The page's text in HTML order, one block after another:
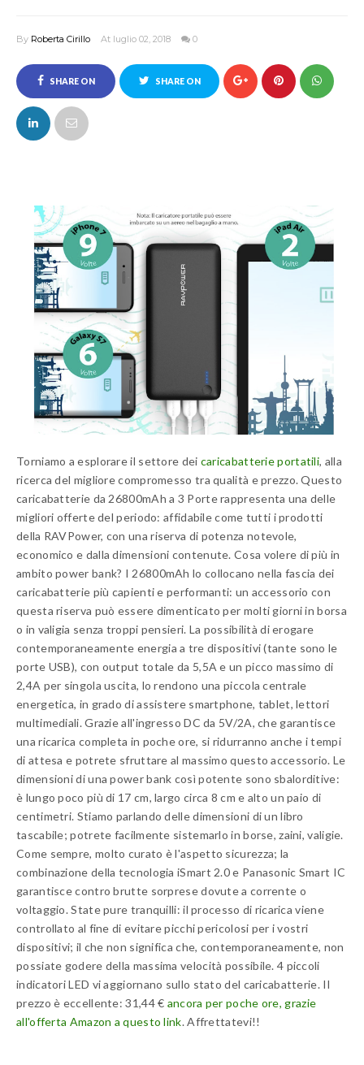
By Roberta Cirillo At luglio 02, 2018 0
SHARE ON
FACEBOOK
SHARE ON
Torniamo a esplorare il settore dei caricabatterie portatili, alla
ricerca del migliore compromesso tra qualità e prezzo. Questo
caricabatterie da 26800mAh a 3 Porte rappresenta una delle
migliori offerte del periodo: affidabile come tutti i prodotti
della RAVPower, con una riserva di potenza notevole,
economico e dalla dimensioni contenute. Cosa volere di più in
ambito power bank? I 26800mAh lo collocano nella fascia dei
caricabatterie più capienti e performanti: un accessorio con
questa riserva può essere dimenticato per molti giorni in borsa
o in valigia senza troppi pensieri. La possibilità di erogare
contemporaneamente energia a tre dispositivi (tante sono le
porte USB), con output totale da 5,5A e un picco massimo di
2,4A per singola uscita, lo rendono una piccola centrale
energetica, in grado di assistere smartphone, tablet, lettori
multimediali. Grazie all'ingresso DC da 5V/2A, che garantisce
una ricarica completa in poche ore, si ridurranno anche i tempi
di attesa e potrete sfruttare al massimo questo accessorio. Le
dimensioni di una power bank così potente sono sbalorditive:
è lungo poco più di 17 cm, largo circa 8 cm e alto un paio di
centimetri. Stiamo parlando delle dimensioni di un libro
tascabile; potrete facilmente sistemarlo in borse, zaini, valigie.
Come sempre, molto curato è l'aspetto sicurezza; la
combinazione della tecnologia iSmart 2.0 e Panasonic Smart IC
garantisce contro brutte sorprese dovute a corrente o
voltaggio. State pure tranquilli: il processo di ricarica viene
controllato al fine di evitare picchi pericolosi per i vostri
dispositivi; il che non significa che, contemporaneamente, non
possiate godere della massima velocità possibile. 4 piccoli
indicatori LED vi aggiornano sullo stato del caricabatterie. Il
prezzo è eccellente: 31,44 € ancora per poche ore, grazie
all'offerta Amazon a questo link. Affrettatevi!!